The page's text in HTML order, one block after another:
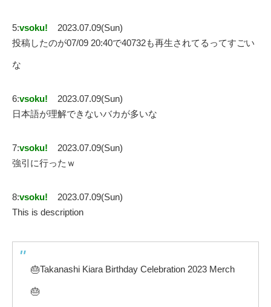
5:vsoku!
2023.07.09(Sun)
投稿したのが07/09 20:40で40732も再生されてるってすごい
な
6:vsoku!
2023.07.09(Sun)
日本語が理解できないバカが多いな
7:vsoku!
2023.07.09(Sun)
強引に行ったｗ
8:vsoku!
2023.07.09(Sun)
This is description
🎂Takanashi Kiara Birthday Celebration 2023 Merch
🎂